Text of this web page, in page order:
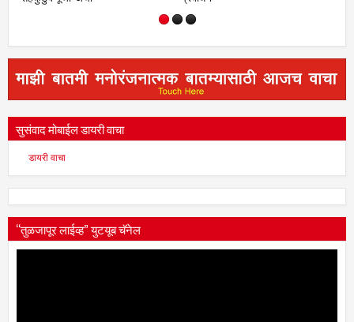
सुसंवाद मोबाईल डायरी वाचा
डायरी वाचा
“तुळजापूर लाईव्ह” युटयूब चॅनेल